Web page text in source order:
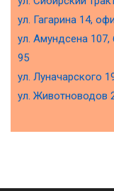
ул. Гагарина 14,
ул. Амундсена
95
ул. Луначарского
ул. Животноводов